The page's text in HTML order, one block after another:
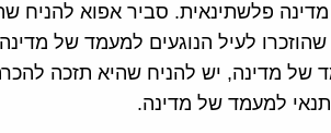
פלשתינאית. סביר אפוא להניח
לעיל הנוגעים למעמד של
של מדינה, יש להניח שהיא תזכה
תנאי למעמד של מדינה.